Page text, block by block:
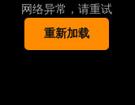
网络异常，请重试
重新加载